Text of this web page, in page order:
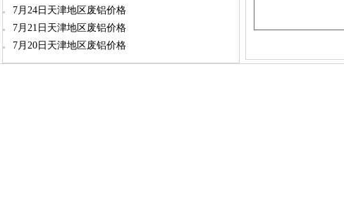
7月24日天津地区废铝价格
7月21日天津地区废铝价格
7月20日天津地区废铝价格